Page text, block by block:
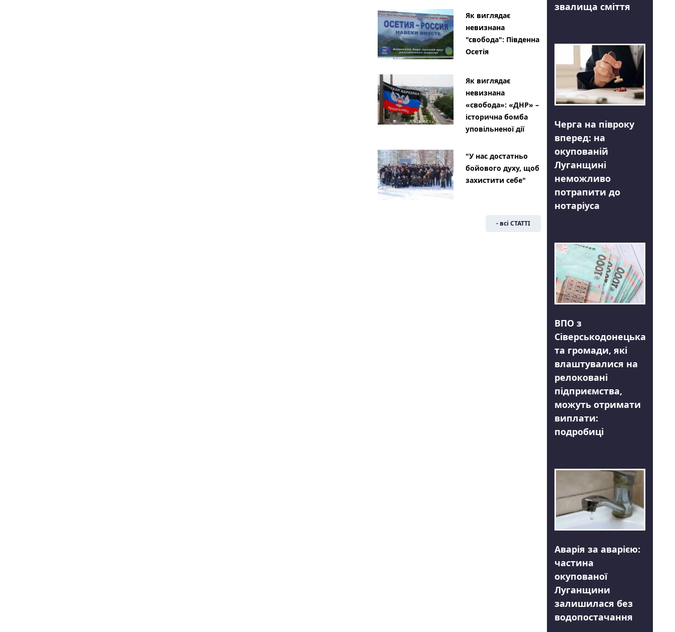
Як виглядає
невизнана
"свобода": Південна
Осетія
Як виглядає
невизнана
«свобода»: «ДНР» –
історична бомба
уповільненої дії
"У нас достатньо
бойового духу, щоб
захистити себе"
- всі СТАТТІ
звалища сміття
Черга на півроку
вперед: на
окупованій
Луганщині
неможливо
потрапити до
нотаріуса
ВПО з
Сіверськодонецька
та громади, які
влаштувалися на
релоковані
підприємства,
можуть отримати
виплати:
подробиці
Аварія за аварією:
частина
окупованої
Луганщини
залишилася без
водопостачання